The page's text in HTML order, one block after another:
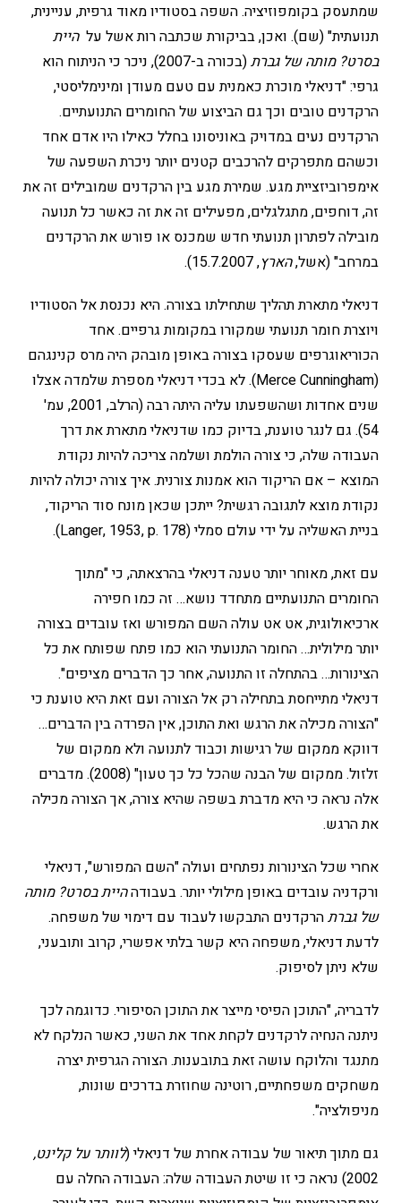
שמתעסק בקומפוזיציה. השפה בסטודיו מאוד גרפית, עניינית,
תנועתית" (שם). ואכן, בביקורת שכתבה רות אשל עלהיית
בסרט? מותה של גברת
(בכורה ב-2007), ניכר כי הניתוח הוא
גרפי: "דניאלי מוכרת כאמנית עם טעם מעודן ומינימליסטי,
הרקדנים טובים וכך גם הביצוע של החומרים התנועתיים.
הרקדנים נעים במדויק באוניסונו בחלל כאילו היו אדם אחד
וכשהם מתפרקים להרכבים קטנים יותר ניכרת השפעה של
אימפרוביזציית מגע. שמירת מגע בין הרקדנים שמובילים זה את
זה, דוחפים, מתגלגלים, מפעילים זה את זה כאשר כל תנועה
מובילה לפתרון תנועתי חדש שמכנס או פורש את הרקדנים
במרחב" (אשל,הארץ, 15.7.2007).
דניאלי מתארת תהליך שתחילתו בצורה. היא נכנסת אל הסטודיו
ויוצרת חומר תנועתי שמקורו במקומות גרפיים. אחד
הכוריאוגרפים שעסקו בצורה באופן מובהק היה מרס קנינגהם
(Merce Cunningham). לא בכדי דניאלי מספרת שלמדה אצלו
שנים אחדות ושהשפעתו עליה היתה רבה (הרלב, 2001, עמ'
54). גם לנגר טוענת, בדיוק כמו שדניאלי מתארת את דרך
העבודה שלה, כי צורה הולמת ושלמה צריכה להיות נקודת
המוצא – אם הריקוד הוא אמנות צורנית. איך צורה יכולה להיות
נקודת מוצא לתגובה רגשית? ייתכן שכאן מונח סוד הריקוד,
בניית האשליה על ידי עולם סמלי (Langer, 1953, p. 178).
עם זאת, מאוחר יותר טענה דניאלי בהרצאתה, כי "מתוך
החומרים התנועתיים מתחדד נושא… זה כמו חפירה
ארכיאולוגית, אט אט עולה השם המפורש ואז עובדים בצורה
יותר מילולית… החומר התנועתי הוא כמו פתח שפותח את כל
הצינורות… בהתחלה זו התנועה, אחר כך הדברים מציפים".
דניאלי מתייחסת בתחילה רק אל הצורה ועם זאת היא טוענת כי
"הצורה מכילה את הרגש ואת התוכן, אין הפרדה בין הדברים…
דווקא ממקום של רגישות וכבוד לתנועה ולא ממקום של
זלזול. ממקום של הבנה שהכל כל כך טעון" (2008). מדברים
אלה נראה כי היא מדברת בשפה שהיא צורה, אך הצורה מכילה
את הרגש.
אחרי שכל הצינורות נפתחים ועולה "השם המפורש", דניאלי
ורקדניה עובדים באופן מילולי יותר. בעבודההיית בסרט? מותה
של גברתהרקדנים התבקשו לעבוד עם דימוי של משפחה.
לדעת דניאלי, משפחה היא קשר בלתי אפשרי, קרוב ותובעני,
שלא ניתן לסיפוק.
לדבריה, "התוכן הפיסי מייצר את התוכן הסיפורי. כדוגמה לכך
ניתנה הנחיה לרקדנים לקחת אחד את השני, כאשר הנלקח לא
מתנגד והלוקח עושה זאת בתובענות. הצורה הגרפית יצרה
משחקים משפחתיים, רוטינה שחוזרת בדרכים שונות,
מניפולציה".
גם מתוך תיאור של עבודה אחרת של דניאלי (לוותר על קלינט,
2002) נראה כי זו שיטת העבודה שלה: העבודה החלה עם